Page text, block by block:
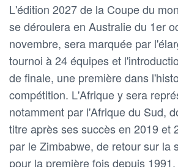
L'édition 2027 de la Coupe du
se déroulera en Australie du 1er
novembre, sera marquée par
tournoi à 24 équipes et
de finale, une première dans
compétition. L'Afrique y sera
notamment par l'Afrique du Sud,
titre après ses succès en 2019 et
par le Zimbabwe, de retour sur la
pour la première fois depuis 1991.